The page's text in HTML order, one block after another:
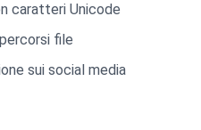
caratteri Unicode
file
sui social media